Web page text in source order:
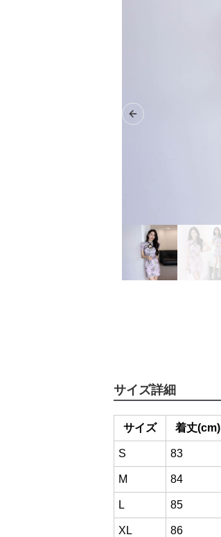
Previous slide
サイズ詳細
サイズ 着丈(cm)
S 83
M 84
L 85
XL 86